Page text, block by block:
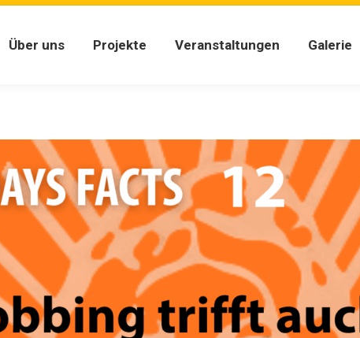
Über uns Projekte Veranstaltungen Galerie